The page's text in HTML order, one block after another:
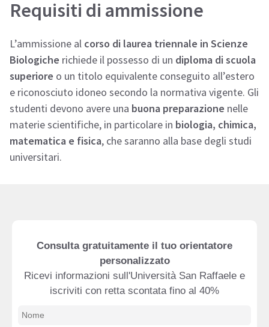
Requisiti di ammissione
L’ammissione al corso di laurea triennale in Scienze
Biologiche richiede il possesso di un diploma di scuola
superiore o un titolo equivalente conseguito all’estero
e riconosciuto idoneo secondo la normativa vigente. Gli
studenti devono avere una buona preparazione nelle
materie scientifiche, in particolare in biologia, chimica,
matematica e fisica, che saranno alla base degli studi
universitari.
Consulta gratuitamente il tuo orientatore
personalizzato
Ricevi informazioni sull'Università San Raffaele e
iscriviti con retta scontata fino al 40%